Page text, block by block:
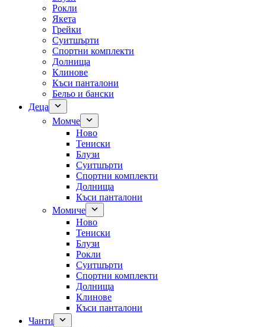
Рокли
Якета
Грейки
Суитшърти
Спортни комплекти
Долнища
Клинове
Къси панталони
Бельо и бански
Деца
Момче
Ново
Тениски
Блузи
Суитшърти
Спортни комплекти
Долнища
Къси панталони
Момиче
Ново
Тениски
Блузи
Рокли
Суитшърти
Спортни комплекти
Долнища
Клинове
Къси панталони
Чанти